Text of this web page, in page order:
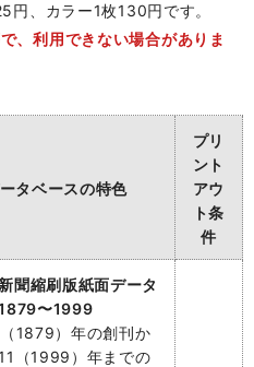
円、カラー1枚130円です。
、利用できない場合がありま
タベースの特色
プリ
ント
アウ
ト条
件
聞縮刷版紙面データ
〜1999
1879）年の創刊か
（1999）年までの